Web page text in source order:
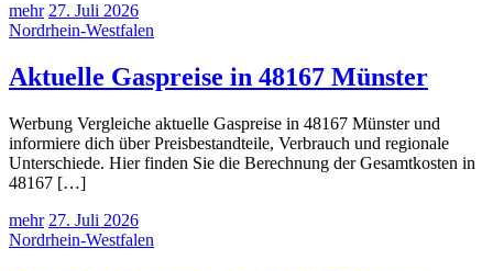
mehr 27. Juli 2026
Nordrhein-Westfalen
Aktuelle Gaspreise in 48167 Münster
Werbung Vergleiche aktuelle Gaspreise in 48167 Münster und
informiere dich über Preisbestandteile, Verbrauch und regionale
Unterschiede. Hier finden Sie die Berechnung der Gesamtkosten in
48167 […]
mehr 27. Juli 2026
Nordrhein-Westfalen